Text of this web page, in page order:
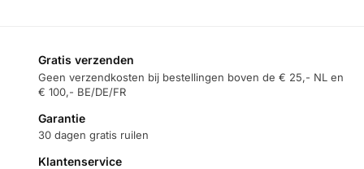
Gratis verzenden
Geen verzendkosten bij bestellingen boven de € 25,- NL en
€ 100,- BE/DE/FR
Garantie
30 dagen gratis ruilen
Klantenservice